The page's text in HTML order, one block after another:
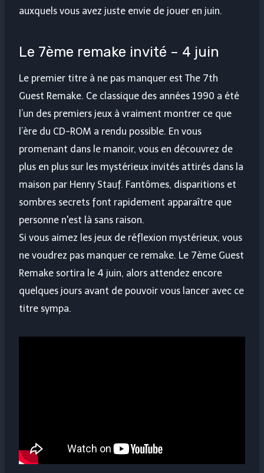
auxquels vous avez juste envie de jouer en juin.
Le 7ème remake invité – 4 juin
Le premier titre à ne pas manquer est The 7th
Guest Remake. Ce classique des années 1990 a été
l’un des premiers jeux à vraiment montrer ce que
l’ère du CD-ROM a rendu possible. En vous
promenant dans le manoir, vous en découvrez de
plus en plus sur les mystérieux invités attirés dans la
maison par Henry Stauf. Fantômes, disparitions et
sombres secrets font rapidement apparaître que
personne n'est là sans raison.
Si vous aimez les jeux de réflexion mystérieux, vous
ne voudrez pas manquer ce remake. Le 7ème Guest
Remake sortira le 4 juin, alors attendez encore
quelques jours avant de pouvoir vous lancer avec ce
titre sympa.